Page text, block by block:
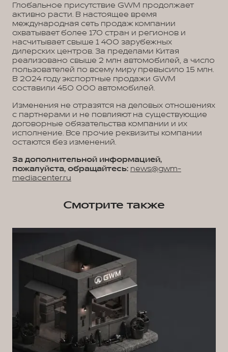
Глобальное присутствие GWM продолжает
активно расти. В настоящее время
международная сеть продаж компании
охватывает более 170 стран и регионов и
насчитывает свыше 1 400 зарубежных
дилерских центров. За пределами Китая
реализовано свыше 2 млн автомобилей, а число
пользователей по всему миру превысило 15 млн.
В 2024 году экспортные продажи GWM
составили 450 000 автомобилей.
Изменения не отразятся на деловых отношениях
с партнерами и не повлияют на существующие
договорные обязательства компании и их
исполнение. Все прочие реквизиты компании
остаются без изменений.
За дополнительной информацией,
пожалуйста, обращайтесь: news@gwm-
mediacenter.ru
Смотрите также